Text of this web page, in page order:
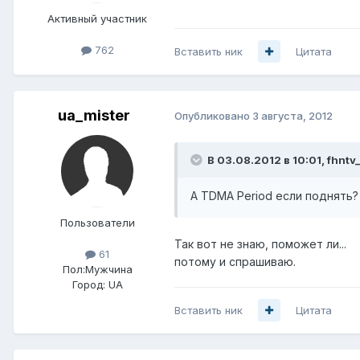
Активный участник
762 Вставить ник Цитата
ua_mister
Пользователи
61
Пол:Мужчина
Город: UA
Опубликовано 3 августа, 2012
В 03.08.2012 в 10:01,
А TDMA Period если поднять?
Так вот не знаю, поможет ли...
потому и спрашиваю.
Вставить ник Цитата